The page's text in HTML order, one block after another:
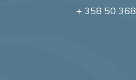
+ 358 50